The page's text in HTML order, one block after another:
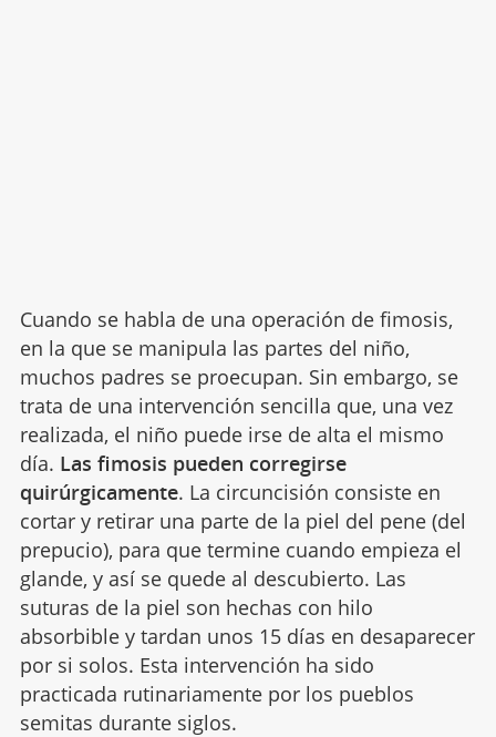
Cuando se habla de una operación de fimosis,
en la que se manipula las partes del niño,
muchos padres se proecupan. Sin embargo, se
trata de una intervención sencilla que, una vez
realizada, el niño puede irse de alta el mismo
día. Las fimosis pueden corregirse
quirúrgicamente. La circuncisión consiste en
cortar y retirar una parte de la piel del pene (del
prepucio), para que termine cuando empieza el
glande, y así se quede al descubierto. Las
suturas de la piel son hechas con hilo
absorbible y tardan unos 15 días en desaparecer
por si solos. Esta intervención ha sido
practicada rutinariamente por los pueblos
semitas durante siglos.